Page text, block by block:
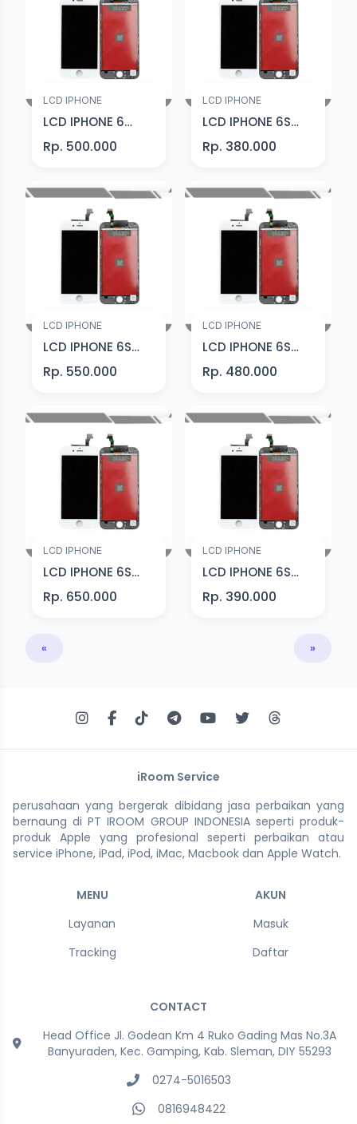
LCD IPHONE
LCD IPHONE 6
PLUS HITAM
Original
Rp. 500.000
LCD IPHONE
LCD IPHONE 6S
HITAM Grade A
Rp. 380.000
LCD IPHONE
LCD IPHONE 6S
HITAM Premium
Rp. 550.000
LCD IPHONE
LCD IPHONE 6S
HITAM Original
Rp. 480.000
LCD IPHONE
LCD IPHONE 6S
PLUS HITAM
Premium
Rp. 650.000
LCD IPHONE
LCD IPHONE 6S
PLUS HITAM Grade
Rp. 390.000
« »
iRoom Service
perusahaan yang bergerak dibidang jasa perbaikan yang
bernaung di PT IROOM GROUP INDONESIA seperti produk-
produk Apple yang profesional seperti perbaikan atau
service iPhone, iPad, iPod, iMac, Macbook dan Apple Watch.
MENU
Layanan
Tracking
AKUN
Masuk
Daftar
CONTACT
Head Office Jl. Godean Km 4 Ruko Gading Mas No.3A
Banyuraden, Kec. Gamping, Kab. Sleman, DIY 55293
0274-5016503
0816948422